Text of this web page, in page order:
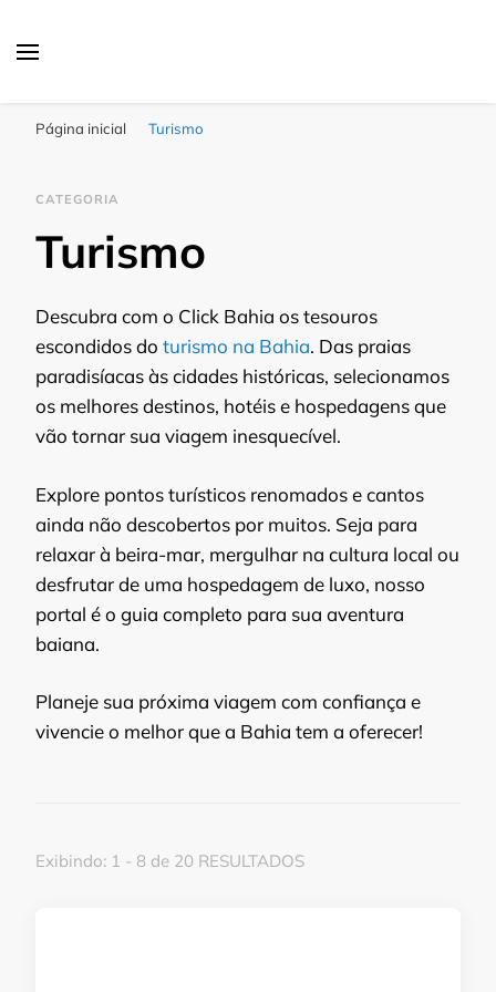
Página inicial Turismo
CATEGORIA
Turismo
Descubra com o Click Bahia os tesouros
escondidos do turismo na Bahia. Das praias
paradisíacas às cidades históricas, selecionamos
os melhores destinos, hotéis e hospedagens que
vão tornar sua viagem inesquecível.
Explore pontos turísticos renomados e cantos
ainda não descobertos por muitos. Seja para
relaxar à beira-mar, mergulhar na cultura local ou
desfrutar de uma hospedagem de luxo, nosso
portal é o guia completo para sua aventura
baiana.
Planeje sua próxima viagem com confiança e
vivencie o melhor que a Bahia tem a oferecer!
Exibindo: 1 - 8 de 20 RESULTADOS